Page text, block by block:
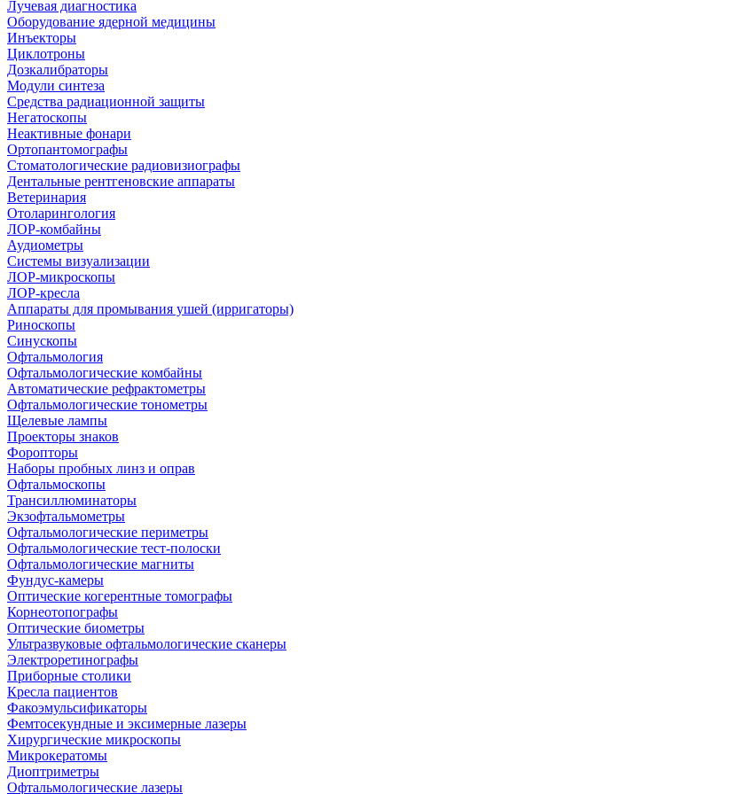
Лучевая диагностика
Оборудование ядерной медицины
Инъекторы
Циклотроны
Дозкалибраторы
Модули синтеза
Средства радиационной защиты
Негатоскопы
Неактивные фонари
Ортопантомографы
Стоматологические радиовизиографы
Дентальные рентгеновские аппараты
Ветеринария
Отоларингология
ЛОР-комбайны
Аудиометры
Системы визуализации
ЛОР-микроскопы
ЛОР-кресла
Аппараты для промывания ушей (ирригаторы)
Риноскопы
Синускопы
Офтальмология
Офтальмологические комбайны
Автоматические рефрактометры
Офтальмологические тонометры
Щелевые лампы
Проекторы знаков
Форопторы
Наборы пробных линз и оправ
Офтальмоскопы
Трансиллюминаторы
Экзофтальмометры
Офтальмологические периметры
Офтальмологические тест-полоски
Офтальмологические магниты
Фундус-камеры
Оптические когерентные томографы
Корнеотопографы
Оптические биометры
Ультразвуковые офтальмологические сканеры
Электроретинографы
Приборные столики
Кресла пациентов
Факоэмульсификаторы
Фемтосекундные и эксимерные лазеры
Хирургические микроскопы
Микрокератомы
Диоптриметры
Офтальмологические лазеры